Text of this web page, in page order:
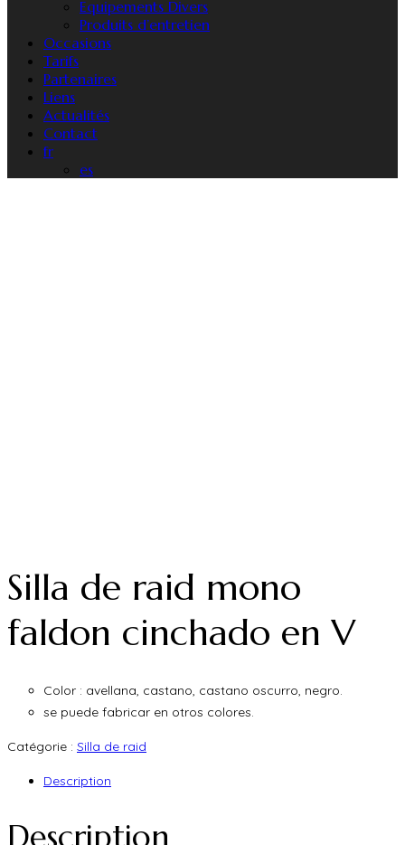
Equipements Divers
Produits d’entretien
Occasions
Tarifs
Partenaires
Liens
Actualités
Contact
fr
es
Silla de raid mono
faldon cinchado en V
Color : avellana, castano, castano oscurro, negro.
se puede fabricar en otros colores.
Catégorie : Silla de raid
Description
Description